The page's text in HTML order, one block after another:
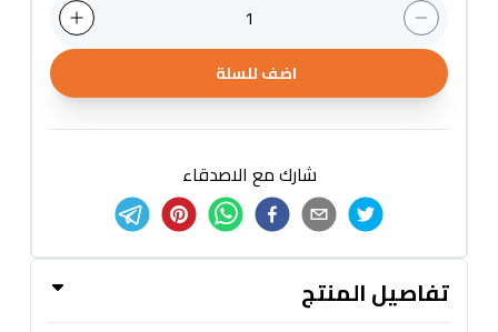
1
اضف للسلة
شارك مع الاصدقاء
تفاصيل المنتج